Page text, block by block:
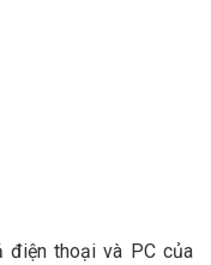
thoại và PC của